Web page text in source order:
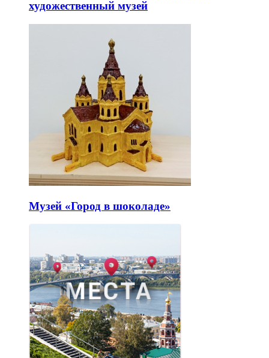
художественный музей
Музей «Город в шоколаде»